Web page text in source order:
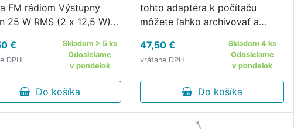
FM rádiom Výstupný
25 W RMS (2 x 12,5 W)
4" Dva pasívne
pre zvýraznenie
basov Funkcia Disco LED
s režimom …
€
DPH
Skladom > 5 ks
Odosielame
v pondelok
Do košíka
tohto adaptéra k počítaču
môžete ľahko archivovať a
záznamy alebo obľúbené
nahrávky z audiokaziet napr. do
formátu MP3.
47,50 €
vrátane DPH
Skladom 4 ks
Odosielame
v pondelok
Do košíka